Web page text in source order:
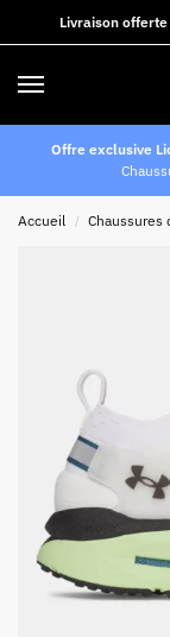
Livraison
Offre exclusive
Accueil / Chaussures